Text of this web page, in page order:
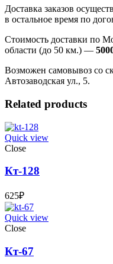
Доставка заказов
в остальное время по
Стоимость доставки по
области (до 50 км.) —
Возможен самовывоз со
Автозаводская ул., 5.
Related products
Quick view
Close
Кт-128
625₽
Quick view
Close
Кт-67